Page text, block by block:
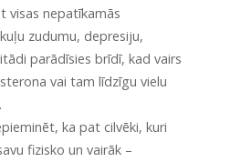
visas nepatīkamās
zudumu, depresiju,
parādīsies brīdī, kad vairs
vai tam līdzīgu vielu
ka pat cilvēki, kuri
fizisko un vairāk –